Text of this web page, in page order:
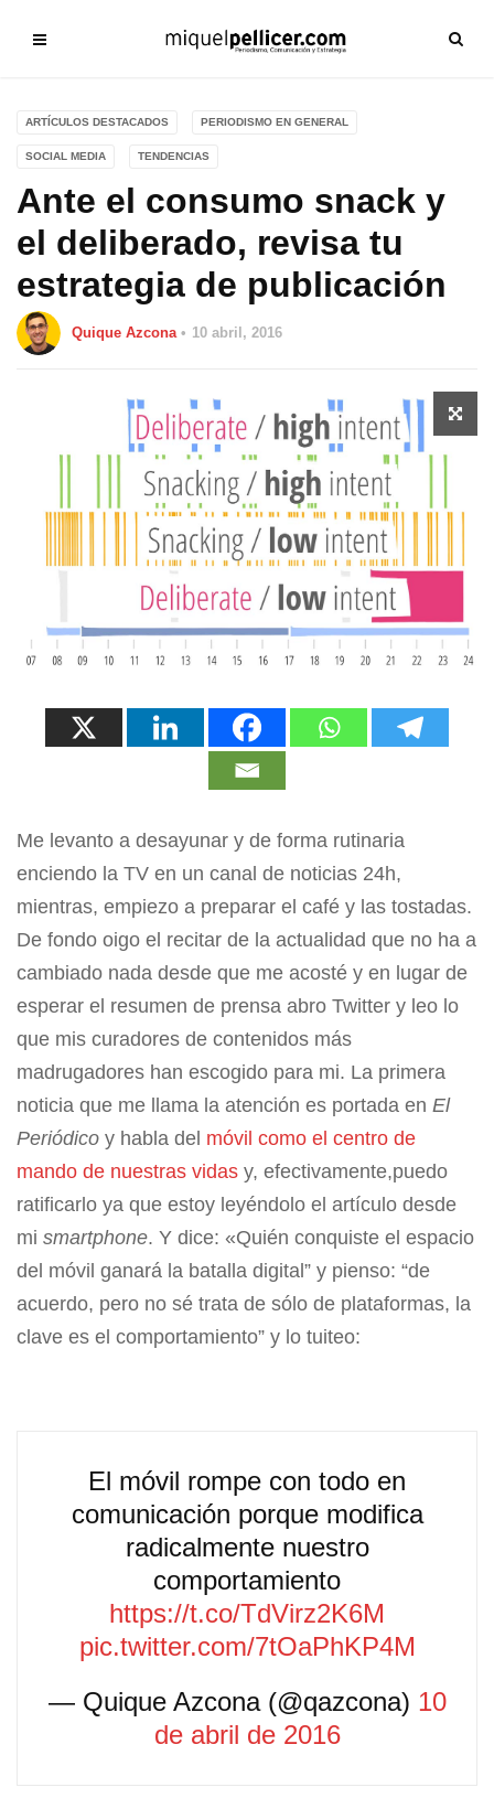
ARTÍCULOS DESTACADOS PERIODISMO EN GENERAL
SOCIAL MEDIA TENDENCIAS
Ante el consumo snack y
el deliberado, revisa tu
estrategia de publicación
Quique Azcona 10 abril, 2016
Me levanto a desayunar y de forma rutinaria
enciendo la TV en un canal de noticias 24h,
mientras, empiezo a preparar el café y las tostadas.
De fondo oigo el recitar de la actualidad que no ha a
cambiado nada desde que me acosté y en lugar de
esperar el resumen de prensa abro Twitter y leo lo
que mis curadores de contenidos más
madrugadores han escogido para mi. La primera
noticia que me llama la atención es portada en El
Periódico y habla del móvil como el centro de
mando de nuestras vidas y, efectivamente,puedo
ratificarlo ya que estoy leyéndolo el artículo desde
mi smartphone. Y dice: «Quién conquiste el espacio
del móvil ganará la batalla digital” y pienso: “de
acuerdo, pero no sé trata de sólo de plataformas, la
clave es el comportamiento” y lo tuiteo:
El móvil rompe con todo en
comunicación porque modifica
radicalmente nuestro
comportamiento
https://t.co/TdVirz2K6M
pic.twitter.com/7tOaPhKP4M
— Quique Azcona (@qazcona) 10
de abril de 2016